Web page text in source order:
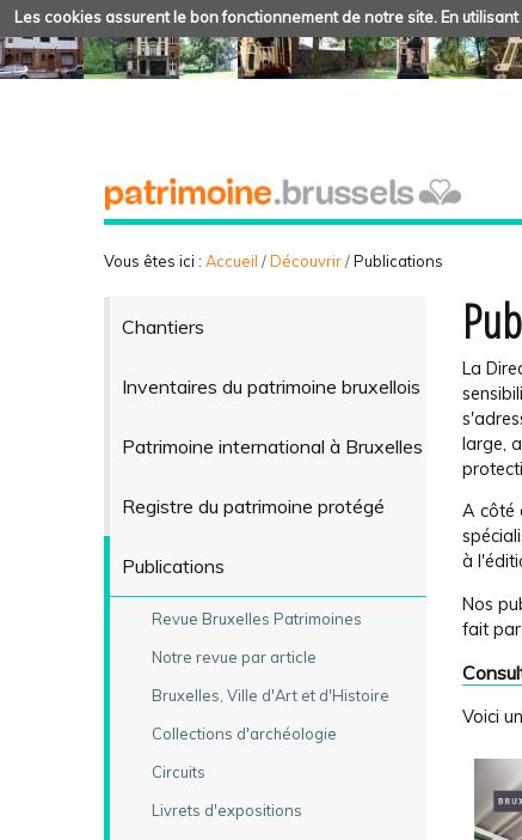
Les cookies assurent le bon fonctionnement de notre site. En
Vous êtes ici : Accueil /Découvrir/Publications
Chantiers
Inventaires du patrimoine bruxellois
Patrimoine international à Bruxelles
Registre du patrimoine protégé
Publications
Revue Bruxelles Patrimoines
Notre revue par article
Bruxelles, Ville d'Art et d'Histoire
Collections d'archéologie
Circuits
Livrets d'expositions
La
large,
A côté
à
Nos
fait par
Voici